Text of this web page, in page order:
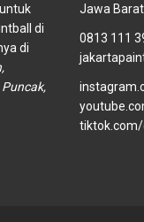
di
di
Puncak,
Jawa
0813 111
tiktok.com/